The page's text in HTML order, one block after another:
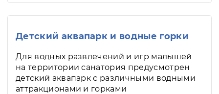
Детский аквапарк и водные горки
Для водных развлечений и игр малышей
на территории санатория предусмотрен
детский аквапарк с различными водными
аттракционами и горками